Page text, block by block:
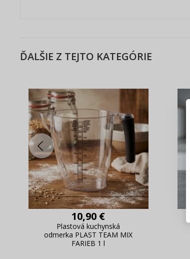
ĎALŠIE Z TEJTO KATEGÓRIE
10,90 €
Plastová kuchynská
odmerka PLAST TEAM MIX
FARIEB 1 l